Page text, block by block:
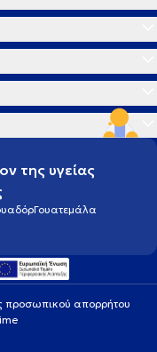
της υγείας
Γουατεμάλα
προσωπικού απορρήτου